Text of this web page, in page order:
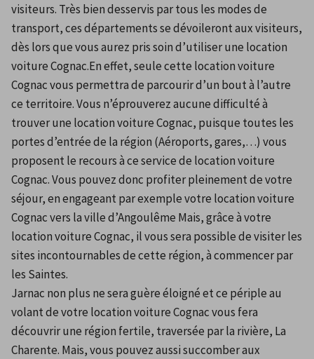
visiteurs. Très bien desservis par tous les modes de
transport, ces départements se dévoileront aux visiteurs,
dès lors que vous aurez pris soin d’utiliser une location
voiture Cognac.En effet, seule cette location voiture
Cognac vous permettra de parcourir d’un bout à l’autre
ce territoire. Vous n’éprouverez aucune difficulté à
trouver une location voiture Cognac, puisque toutes les
portes d’entrée de la région (Aéroports, gares,…) vous
proposent le recours à ce service de location voiture
Cognac. Vous pouvez donc profiter pleinement de votre
séjour, en engageant par exemple votre location voiture
Cognac vers la ville d’Angoulême Mais, grâce à votre
location voiture Cognac, il vous sera possible de visiter les
sites incontournables de cette région, à commencer par
les Saintes.
Jarnac non plus ne sera guère éloigné et ce périple au
volant de votre location voiture Cognac vous fera
découvrir une région fertile, traversée par la rivière, La
Charente. Mais, vous pouvez aussi succomber aux